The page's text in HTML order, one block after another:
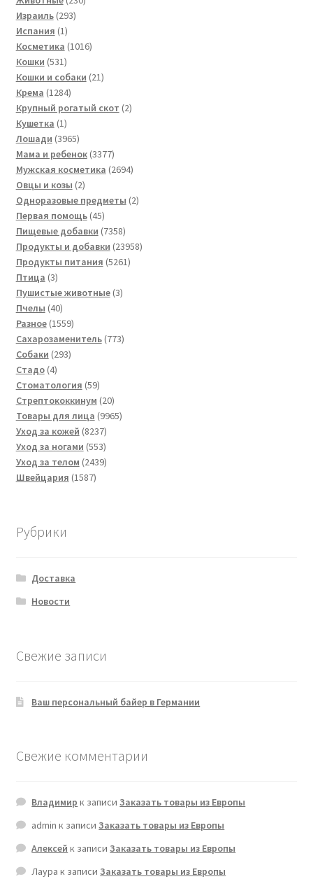
Израиль 293293
Испания 11
товар
Косметика 10161016
Кошки 531531
товар
Кошки и собаки 2121
Крема 12841284
товара
Крупный рогатый скот 22
Кушетка 11
товар
Лошади 39653965
товаров
Мама и ребенок 33773377
товаров
Мужская косметика 26942694
Овцы и козы 22
товара
Одноразовые предметы 22
Первая помощь 4545
товаров
Пищевые добавки 73587358
товаров
Продукты и добавки 2395823958
Продукты питания 52615261
Птица 33
товара
Пушистые животные 33
Пчелы 4040
товаров
Разное 15591559
товаров
Сахарозаменитель 773773
Собаки 293293
Стадо 44
товара
Стоматология 5959
товаров
Стрептококкинум 2020
товаров
Товары для лица 99659965
Уход за кожей 82378237
товаров
Уход за ногами 553553
товара
Уход за телом 24392439
Швейцария 15871587
Рубрики
Доставка
Новости
Свежие записи
Ваш персональный байер в Германии
Свежие комментарии
Владимир к записиЗаказать товары из Европы
admin к записиЗаказать товары из Европы
Алексей к записиЗаказать товары из Европы
Лаура к записиЗаказать товары из Европы